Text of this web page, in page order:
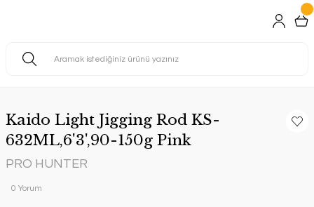
Kaido Light Jigging Rod KS-
632ML,6'3',90-150g Pink
PRO HUNTER
0 Yorum